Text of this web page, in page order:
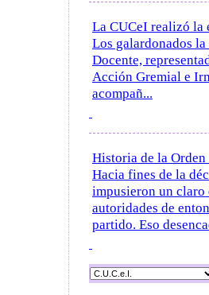
La CUCeI realizó la
Los galardonados
Docente,
Acción Gremial e
acompañ...
Historia de la Orden
Hacia fines de la
impusieron un claro
autoridades de
partido. Eso